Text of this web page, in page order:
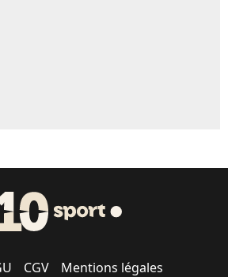
CGV Mentions légales